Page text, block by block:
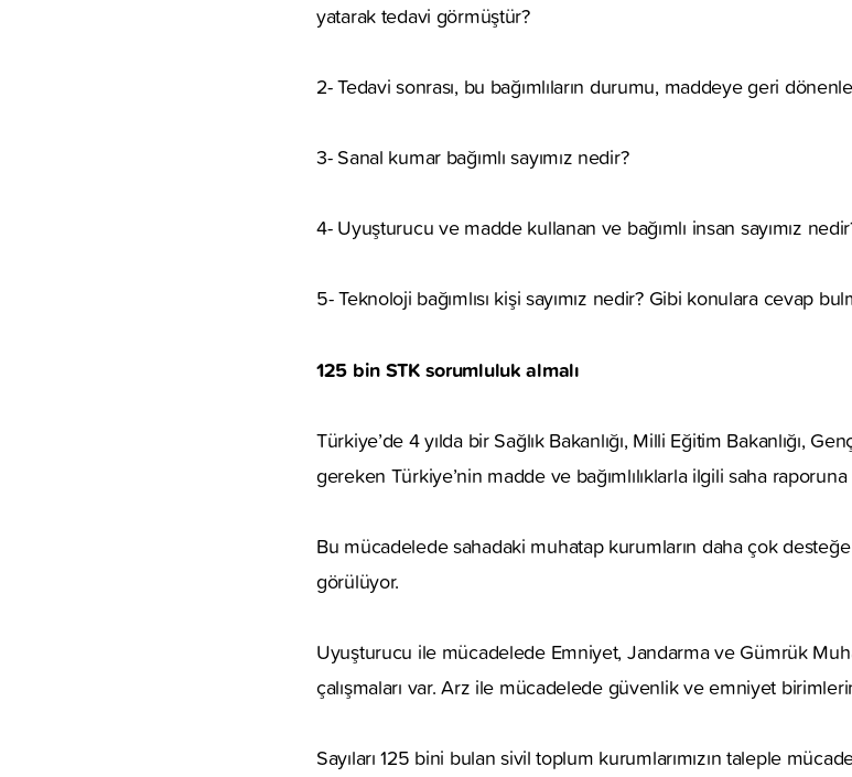
yatarak tedavi görmüştür?
2- Tedavi sonrası, bu bağımlıların durumu, maddeye geri
3- Sanal kumar bağımlı sayımız nedir?
4- Uyuşturucu ve madde kullanan ve bağımlı insan sayımız
5- Teknoloji bağımlısı kişi sayımız nedir? Gibi konulara cevap
125 bin STK sorumluluk almalı
Türkiye’de 4 yılda bir Sağlık Bakanlığı, Milli Eğitim Bakanlığı,
gereken Türkiye’nin madde ve bağımlılıklarla ilgili saha raporuna
Bu mücadelede sahadaki muhatap kurumların daha çok
görülüyor.
Uyuşturucu ile mücadelede Emniyet, Jandarma ve Gümrük
çalışmaları var. Arz ile mücadelede güvenlik ve emniyet
Sayıları 125 bini bulan sivil toplum kurumlarımızın taleple